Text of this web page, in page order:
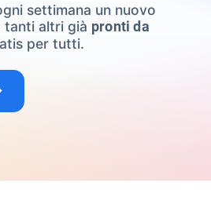
settimana un nuovo
tanti altri già pronti da
per tutti.